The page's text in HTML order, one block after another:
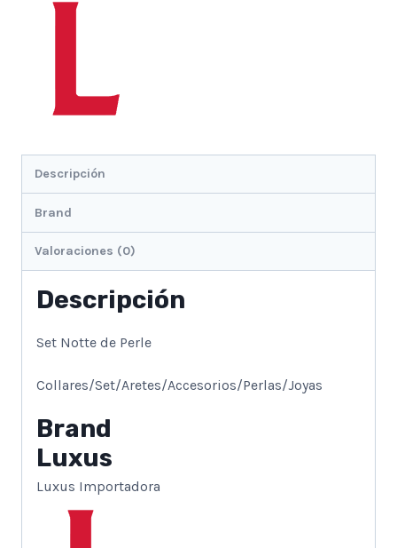
Descripción
Brand
Valoraciones (0)
Descripción
Set Notte de Perle
Collares/Set/Aretes/Accesorios/Perlas/Joyas
Brand
Luxus
Luxus Importadora